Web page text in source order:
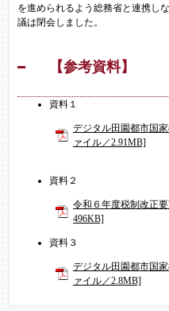
を進められるよう総務省と連携し
議は閉会しました。
【参考資料】
資料１
デジタル田園都市国
ァイル／2.91MB]
資料２
令和６年度税制改正
496KB]
資料３
デジタル田園都市国
ァイル／2.8MB]